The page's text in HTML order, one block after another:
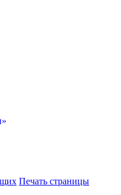
Печать страницы